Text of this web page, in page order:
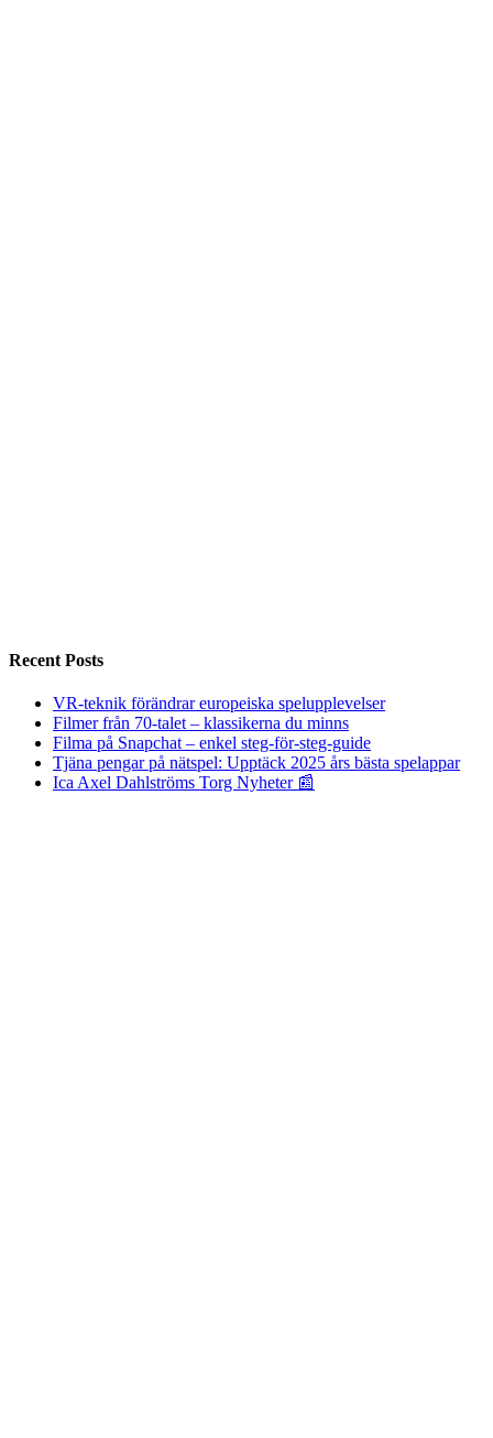
Recent Posts
VR-teknik förändrar europeiska spelupplevelser
Filmer från 70-talet – klassikerna du minns
Filma på Snapchat – enkel steg-för-steg-guide
Tjäna pengar på nätspel: Upptäck 2025 års bästa spelappar
Ica Axel Dahlströms Torg Nyheter 📰